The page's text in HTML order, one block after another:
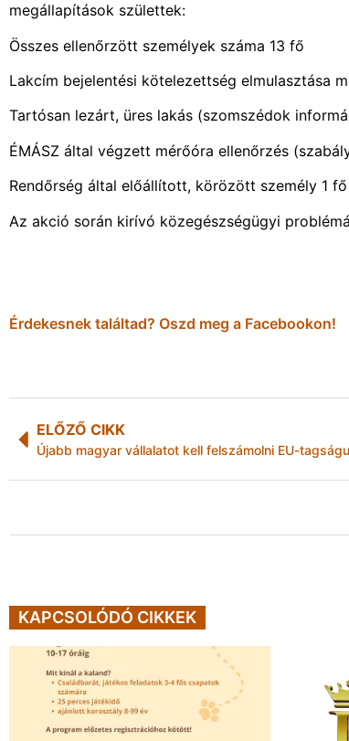
megállapítások születtek:
Összes ellenőrzött személyek száma 13 fő
Lakcím bejelentési kötelezettség elmulasztása
Tartósan lezárt, üres lakás (szomszédok
ÉMÁSZ által végzett mérőóra ellenőrzés
Rendőrség által előállított, körözött személy 1 fő
Az akció során kirívó közegészségügyi
Érdekesnek találtad? Oszd meg a Facebookon!
ELŐZŐ CIKK
Újabb magyar vállalatot kell felszámolni EU-
KAPCSOLÓDÓ CIKKEK